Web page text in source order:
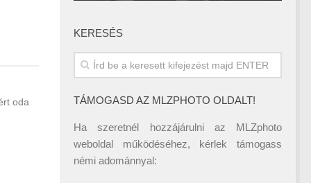
oda
KERESÉS
TÁMOGASD AZ MLZPHOTO OLDALT!
Ha szeretnél hozzájárulni az MLZphoto
weboldal működéséhez, kérlek támogass
némi adománnyal: